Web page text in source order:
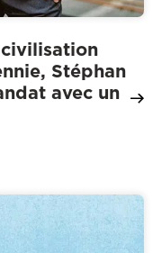
Stéphan
avec un